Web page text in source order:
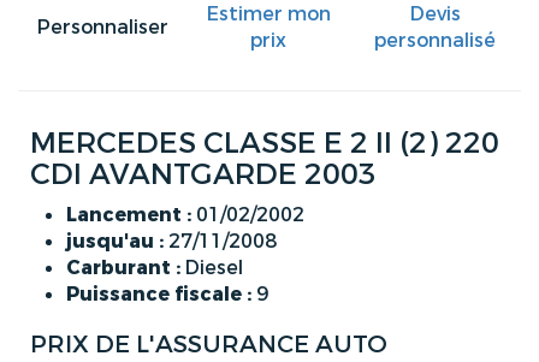
Personnaliser
Estimer mon
prix
Devis
personnalisé
MERCEDES CLASSE E 2 II (2) 220
CDI AVANTGARDE 2003
Lancement : 01/02/2002
jusqu'au : 27/11/2008
Carburant : Diesel
Puissance fiscale : 9
PRIX DE L'ASSURANCE AUTO